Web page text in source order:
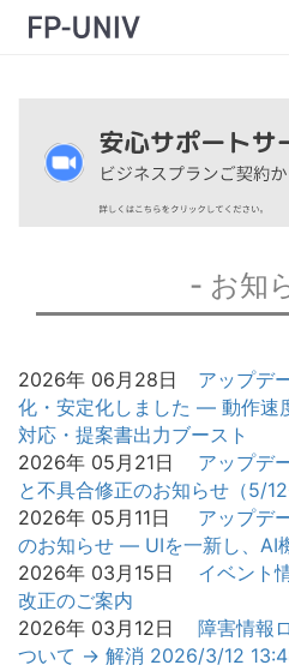
- お知
2026年 06月28日 アップデ
化・安定化しました — 動作速
対応・提案書出力ブースト
2026年 05月21日
アップデ
と不具合修正のお知らせ（5/12
2026年 05月11日
アップデ
のお知らせ — UIを一新し、AI
2026年 03月15日
イベント
改正のご案内
2026年 03月12日
障害情報
ついて → 解消 2026/3/12